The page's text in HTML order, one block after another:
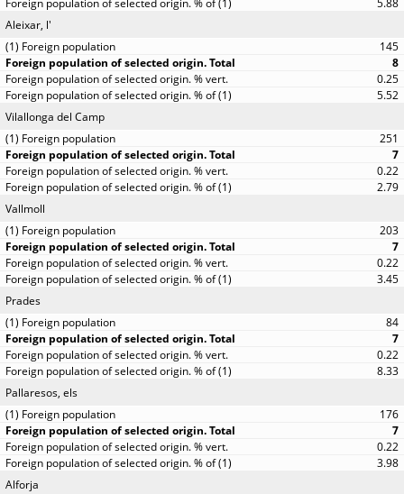
5.88
Aleixar, l'
145
8
0.25
5.52
Vilallonga del Camp
251
7
0.22
2.79
Vallmoll
203
7
0.22
3.45
Prades
84
7
0.22
8.33
Pallaresos, els
176
7
0.22
3.98
Alforja